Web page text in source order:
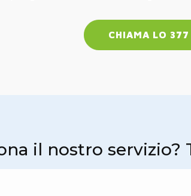
CHIAMA LO
il nostro